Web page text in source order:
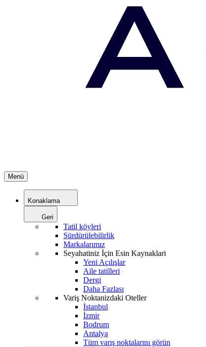
Menü
Konaklama
Geri
Tatil köyleri
Sürdürülebilirlik
Markalarımız
Seyahatiniz İçin Esin Kaynaklari
Yeni Açılışlar
Aile tatilleri
Dergi
Daha Fazlası
Variş Noktanizdaki Oteller
İstanbul
İzmir
Bodrum
Antalya
Tüm varış noktalarını görün